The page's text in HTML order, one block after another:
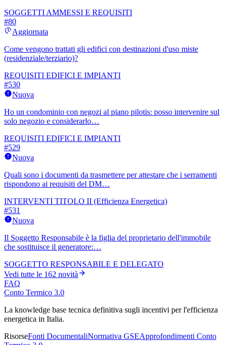
SOGGETTI AMMESSI E REQUISITI
#80
Aggiornata
Come vengono trattati gli edifici con destinazioni d'uso miste
(residenziale/terziario)?
REQUISITI EDIFICI E IMPIANTI
#530
Nuova
Ho un condominio con negozi al piano pilotis: posso intervenire sul
solo negozio e considerarlo…
REQUISITI EDIFICI E IMPIANTI
#529
Nuova
Quali sono i documenti da trasmettere per attestare che i serramenti
rispondono ai requisiti del DM…
INTERVENTI TITOLO II (Efficienza Energetica)
#531
Nuova
Il Soggetto Responsabile è la figlia del proprietario dell'immobile
che sostituisce il generatore:…
SOGGETTO RESPONSABILE E DELEGATO
Vedi tutte le 162 novità
FAQ
Conto Termico 3.0
La knowledge base tecnica definitiva sugli incentivi per l'efficienza
energetica in Italia.
RisorseFonti DocumentaliNormativa GSEApprofondimenti Conto